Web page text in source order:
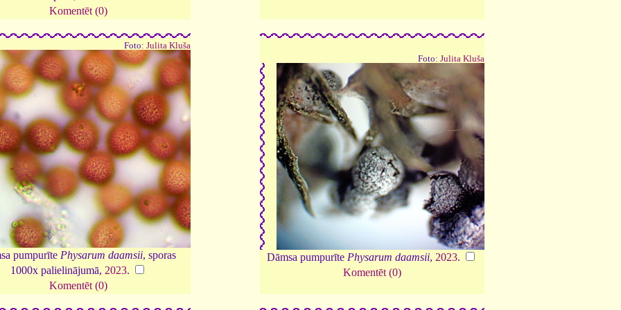
Komentēt (0)
Foto: Julita Kluša
pumpurīte Physarum daamsii, sporas
1000x palielinājumā, 2023.
Komentēt (0)
Foto: Julita Kluša
Dāmsa pumpurīte Physarum daamsii, 2023.
Komentēt (0)